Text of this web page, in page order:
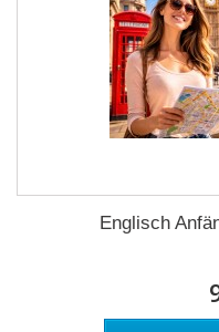
Englisch